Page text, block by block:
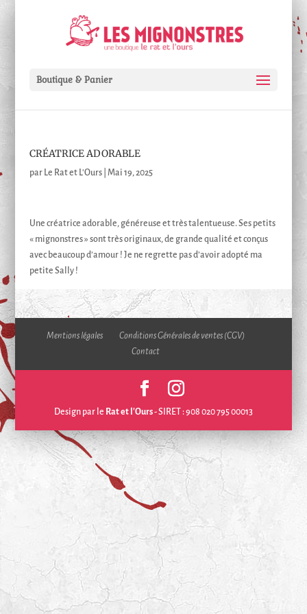
Boutique & Panier
CRÉATRICE ADORABLE
par Le Rat et L'Ours| Mai 19, 2025
Une créatrice adorable, généreuse et très talentueuse. Ses petits
« mignonstres » sont très originaux, de grande qualité et conçus
avec beaucoup d’amour ! Je ne regrette pas d’avoir adopté ma
petite Sally !
Mentions légales
Conditions Générales de ventes (CGV)
Contact
Design par le Rat et l'Ours- SIRET : 908 020 795 00013